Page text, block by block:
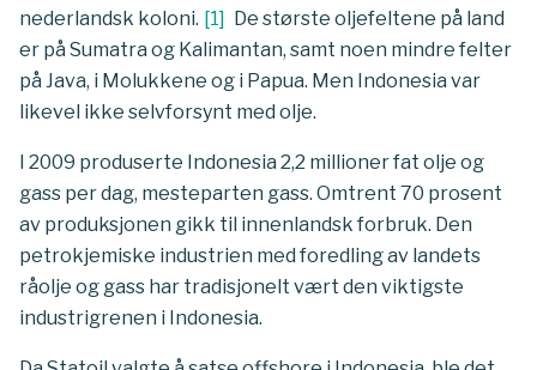
nederlandsk koloni. [1] De største oljefeltene på land
er på Sumatra og Kalimantan, samt noen mindre felter
på Java, i Molukkene og i Papua. Men Indonesia var
likevel ikke selvforsynt med olje.
I 2009 produserte Indonesia 2,2 millioner fat olje og
gass per dag, mesteparten gass. Omtrent 70 prosent
av produksjonen gikk til innenlandsk forbruk. Den
petrokjemiske industrien med foredling av landets
råolje og gass har tradisjonelt vært den viktigste
industrigrenen i Indonesia.